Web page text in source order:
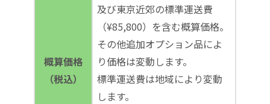
概算価格
（税込）
及び東京近郊の標準運送費
（¥85,800）を含む概算価格。
その他追加オプション品によ
り価格は変動します。
標準運送費は地域により変動
します。